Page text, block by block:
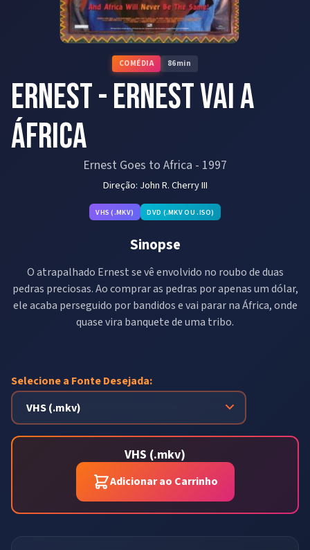
COMÉDIA 86min
Ernest - Ernest vai a
África
Ernest Goes to Africa - 1997
Direção: John R. Cherry III
VHS (.MKV) DVD (.MKV OU .ISO)
Sinopse
O atrapalhado Ernest se vê envolvido no roubo de duas
pedras preciosas. Ao comprar as pedras por apenas um dólar,
ele acaba perseguido por bandidos e vai parar na África, onde
quase vira banquete de uma tribo.
Selecione a Fonte Desejada:
VHS (.mkv)
Adicionar ao Carrinho